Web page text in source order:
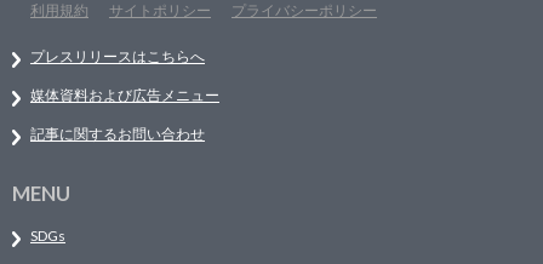
利用規約
サイトポリシー プライバシーポリシー
プレスリリースはこちらへ
媒体資料および広告メニュー
記事に関するお問い合わせ
MENU
SDGs